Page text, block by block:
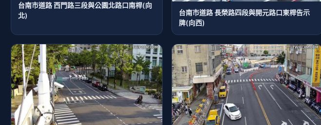
台南市道路 西門路三段與公園北路口南桿(向
北)
台南市道路 長榮路四段與開元路口東桿告示
牌(向西)